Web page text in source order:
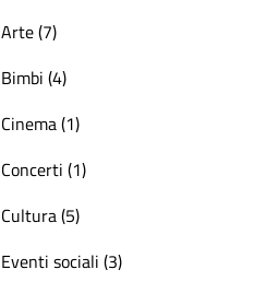
Arte (7)
Bimbi (4)
Cinema (1)
Concerti (1)
Cultura (5)
Eventi sociali (3)